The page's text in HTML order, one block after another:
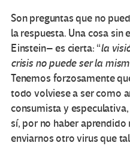
Son preguntas que no
la respuesta. Una cosa
Einstein– es cierta: “la
crisis no puede ser la
Tenemos forzosamente
todo volviese a ser como
consumista y
sí, por no haber aprendido
enviarnos otro virus que